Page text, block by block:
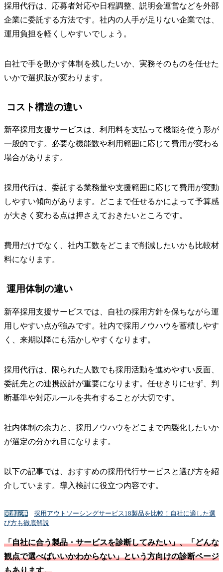
採用代行は、応募者対応や日程調整、説明会運営などを外部
企業に委託する方法です。社内の人手が足りない企業では、
運用負担を軽くしやすいでしょう。
自社で手を動かす体制を残したいか、実務そのものを任せた
いかで選択肢が変わります。
コスト構造の違い
新卒採用支援サービスは、利用料を支払って機能を使う形が
一般的です。必要な機能数や利用範囲に応じて費用が変わる
場合があります。
採用代行は、委託する業務量や支援範囲に応じて費用が変動
しやすい傾向があります。どこまで任せるかによって予算感
が大きく変わる点は押さえておきたいところです。
費用だけでなく、社内工数をどこまで削減したいかも比較材
料になります。
運用体制の違い
新卒採用支援サービスでは、自社の採用方針を保ちながら運
用しやすい点が強みです。社内で採用ノウハウを蓄積しやす
く、来期以降にも活かしやすくなります。
採用代行は、限られた人数でも採用活動を進めやすい反面、
委託先との連携設計が重要になります。任せきりにせず、判
断基準や対応ルールを共有することが大切です。
社内体制の余力と、採用ノウハウをどこまで内製化したいか
が選定の分かれ目になります。
以下の記事では、おすすめの採用代行サービスと選び方を紹
介しています。導入検討に役立つ内容です。
関連記事
採用アウトソーシングサービス18製品を比較！自社に適した選
び方も徹底解説
「自社に合う製品・サービスを診断してみたい」、「どんな
観点で選べばいいかわからない」という方向けの診断ページ
もあります。